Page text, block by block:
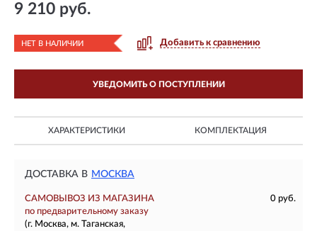
9 210 руб.
НЕТ В НАЛИЧИИ Добавить к сравнению
УВЕДОМИТЬ О ПОСТУПЛЕНИИ
ХАРАКТЕРИСТИКИ КОМПЛЕКТАЦИЯ
ДОСТАВКА В МОСКВА
САМОВЫВОЗ ИЗ МАГАЗИНА
0 руб.
по предварительному заказу
(г. Москва, м. Таганская,